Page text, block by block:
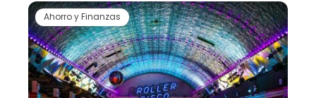
Ahorro y Finanzas